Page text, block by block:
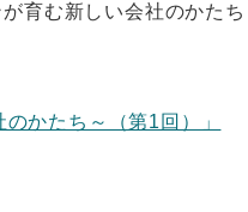
育む新しい会社のかた
かたち～（第1回）」